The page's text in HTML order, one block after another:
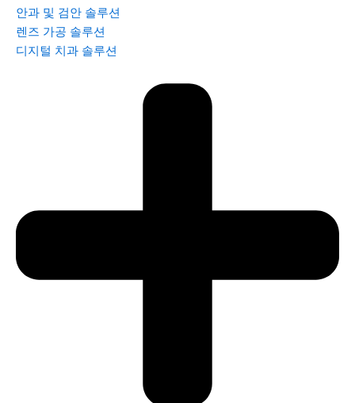
안과 및 검안 솔루션
렌즈 가공 솔루션
디지털 치과 솔루션